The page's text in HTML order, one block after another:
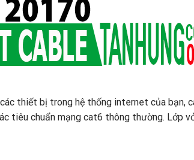
thiết bị trong hệ thống internet của bạn,
tiêu chuẩn mạng cat6 thông thường. Lớp